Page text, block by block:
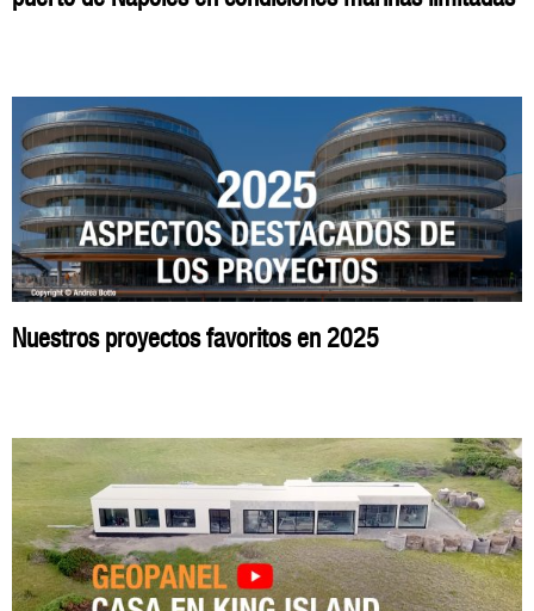
Nuestros proyectos favoritos en 2025